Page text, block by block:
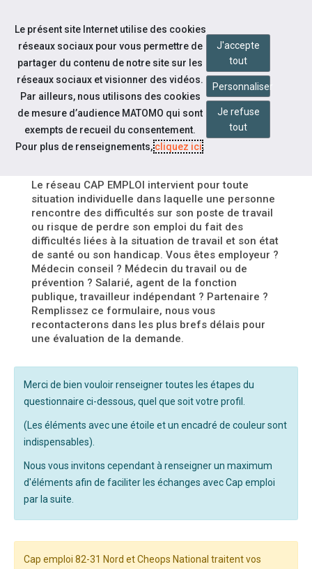
Aller au contenu
DÉPÔT D'UN NOUVEAU
FORMULAIRE SIGNALEMENT
MAINTIEN
Le réseau CAP EMPLOI intervient pour toute
situation individuelle dans laquelle une personne
rencontre des difficultés sur son poste de travail
ou risque de perdre son emploi du fait des
difficultés liées à la situation de travail et son état
de santé ou son handicap. Vous êtes employeur ?
Médecin conseil ? Médecin du travail ou de
prévention ? Salarié, agent de la fonction
publique, travailleur indépendant ? Partenaire ?
Remplissez ce formulaire, nous vous
recontacterons dans les plus brefs délais pour
une évaluation de la demande.
Merci de bien vouloir renseigner toutes les étapes du
questionnaire ci-dessous, quel que soit votre profil.
(Les éléments avec une étoile et un encadré de couleur sont
indispensables).
Nous vous invitons cependant à renseigner un maximum
d'éléments afin de faciliter les échanges avec Cap emploi
par la suite.
Cap emploi 82-31 Nord et Cheops National traitent vos
Le présent site Internet utilise des cookies
réseaux sociaux pour vous permettre de
partager du contenu de notre site sur les
réseaux sociaux et visionner des vidéos.
Par ailleurs, nous utilisons des cookies
de mesure d’audience MATOMO qui sont
exempts de recueil du consentement.
Pour plus de renseignements,cliquez ici.
J'accepte
tout
Personnaliser
Je refuse
tout